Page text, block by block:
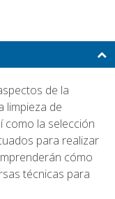
de la
limpieza de
como la selección
para realizar
cómo
técnicas para